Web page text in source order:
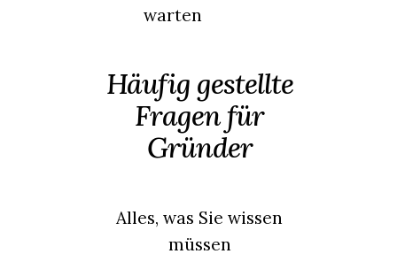
warten
Häufig gestellte
Fragen für
Gründer
Alles, was Sie wissen
müssen